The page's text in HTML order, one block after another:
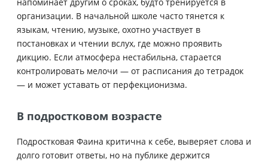
организации. В начальной школе часто тянется к
языкам, чтению, музыке, охотно участвует в
постановках и чтении вслух, где можно проявить
дикцию. Если атмосфера нестабильна, старается
контролировать мелочи — от расписания до тетрадок
— и может уставать от перфекционизма.
В подростковом возрасте
Подростковая Фаина критична к себе, выверяет слова и
долго готовит ответы, но на публике держится